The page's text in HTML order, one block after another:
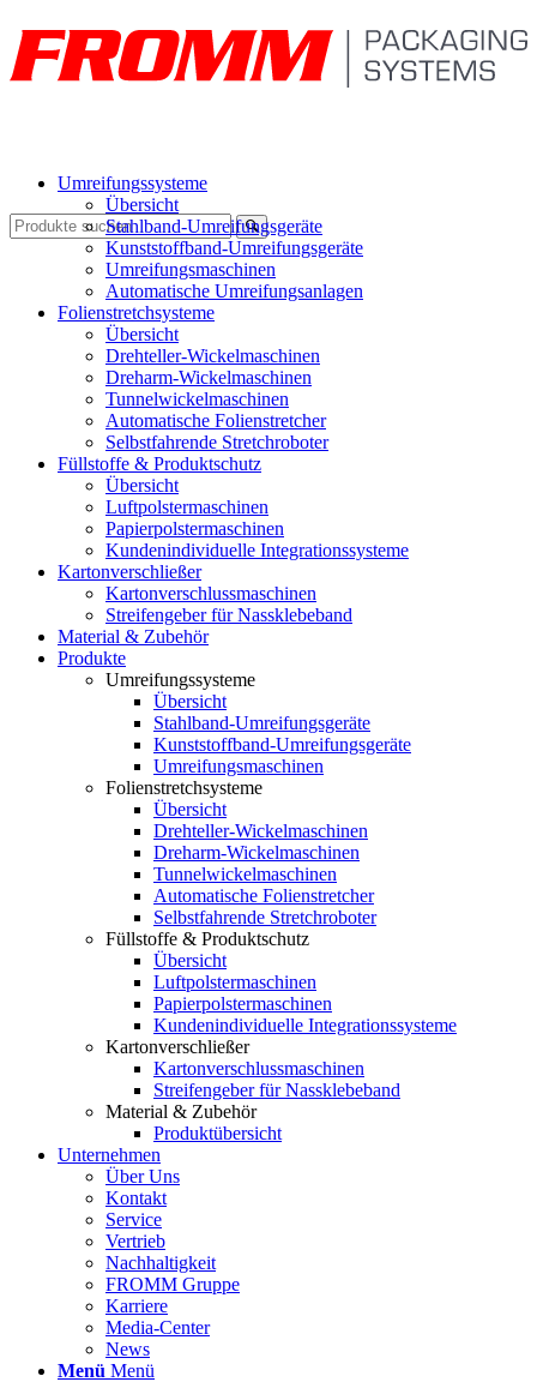
Umreifungssysteme
Übersicht
Stahlband-Umreifungsgeräte
Kunststoffband-Umreifungsgeräte
Umreifungsmaschinen
Automatische Umreifungsanlagen
Folienstretchsysteme
Übersicht
Drehteller-Wickelmaschinen
Dreharm-Wickelmaschinen
Tunnelwickelmaschinen
Automatische Folienstretcher
Selbstfahrende Stretchroboter
Füllstoffe & Produktschutz
Übersicht
Luftpolstermaschinen
Papierpolstermaschinen
Kundenindividuelle Integrationssysteme
Kartonverschließer
Kartonverschlussmaschinen
Streifengeber für Nassklebeband
Material & Zubehör
Produkte
Umreifungssysteme
Übersicht
Stahlband-Umreifungsgeräte
Kunststoffband-Umreifungsgeräte
Umreifungsmaschinen
Folienstretchsysteme
Übersicht
Drehteller-Wickelmaschinen
Dreharm-Wickelmaschinen
Tunnelwickelmaschinen
Automatische Folienstretcher
Selbstfahrende Stretchroboter
Füllstoffe & Produktschutz
Übersicht
Luftpolstermaschinen
Papierpolstermaschinen
Kundenindividuelle Integrationssysteme
Kartonverschließer
Kartonverschlussmaschinen
Streifengeber für Nassklebeband
Material & Zubehör
Produktübersicht
Unternehmen
Über Uns
Kontakt
Service
Vertrieb
Nachhaltigkeit
FROMM Gruppe
Karriere
Media-Center
News
Menü Menü